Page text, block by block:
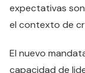
expectativas
el contexto de
El nuevo
capacidad de